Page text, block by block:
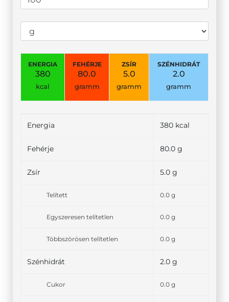
ENERGIA
380
kcal
FEHÉRJE
80.0
gramm
ZSÍR
5.0
gramm
SZÉNHIDRÁT
2.0
gramm
Energia 380 kcal
Fehérje 80.0 g
Zsír 5.0 g
Telített 0.0 g
Egyszeresen telítetlen 0.0 g
Többszörösen telítetlen 0.0 g
Szénhidrát 2.0 g
Cukor 0.0 g